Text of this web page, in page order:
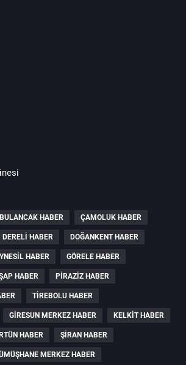
BULANCAK HABER ÇAMOLUK HABER
DERELI HABER DOĞANKENT HABER
HABER GÖRELE HABER
HABER PIRAZIZ HABER
TIREBOLU HABER
GIRESUN MERKEZ HABER KELKIT HABER
HABER ŞIRAN HABER
MERKEZ HABER